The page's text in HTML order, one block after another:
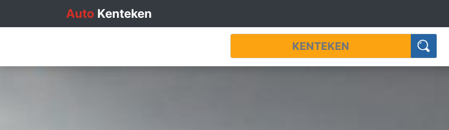
Auto Kenteken